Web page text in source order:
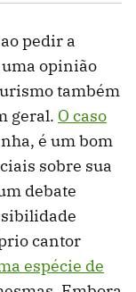
pedir a
opinião
também
geral. O caso
é um bom
sobre sua
debate
cantor
espécie de